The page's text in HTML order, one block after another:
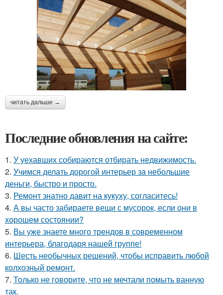
читать дальше →
Последние обновления на сайте:
1. У уехавших собираются отбирать недвижимость.
2. Учимся делать дорогой интерьер за небольшие
деньги, быстро и просто.
3. Ремонт знатно давит на кукуху, согласитесь!
4. А вы часто забираете вещи с мусорок, если они в
хорошем состоянии?
5. Вы уже знаете много трендов в современном
интерьера, благодаря нашей группе!
6. Шесть необычных решений, чтобы исправить любой
колхозный ремонт.
7. Только не говорите, что не мечтали помыть ванную
так.